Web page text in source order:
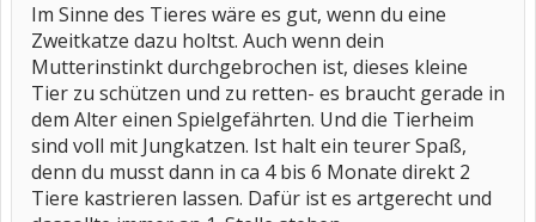
Im Sinne des Tieres wäre es gut, wenn du eine
Zweitkatze dazu holtst. Auch wenn dein
Mutterinstinkt durchgebrochen ist, dieses kleine
Tier zu schützen und zu retten- es braucht gerade in
dem Alter einen Spielgefährten. Und die Tierheim
sind voll mit Jungkatzen. Ist halt ein teurer Spaß,
denn du musst dann in ca 4 bis 6 Monate direkt 2
Tiere kastrieren lassen. Dafür ist es artgerecht und